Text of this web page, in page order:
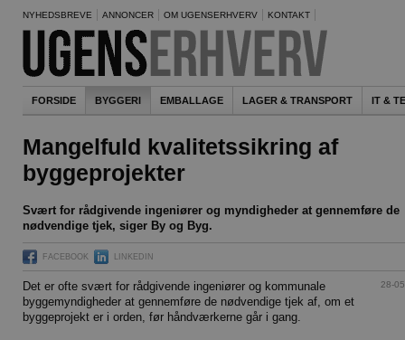
NYHEDSBREVE ANNONCER OM UGENSERHVERV KONTAKT
FORSIDE BYGGERI EMBALLAGE LAGER & TRANSPORT IT &
Mangelfuld kvalitetssikring af
byggeprojekter
Svært for rådgivende ingeniører og myndigheder at gennemføre de
nødvendige tjek, siger By og Byg.
FACEBOOK LINKEDIN
28-
Det er ofte svært for rådgivende ingeniører og kommunale
byggemyndigheder at gennemføre de nødvendige tjek af, om et
byggeprojekt er i orden, før håndværkerne går i gang.